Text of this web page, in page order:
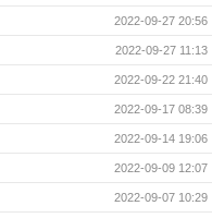
2022-09-27 20:56
2022-09-27 11:13
2022-09-22 21:40
2022-09-17 08:39
2022-09-14 19:06
2022-09-09 12:07
2022-09-07 10:29